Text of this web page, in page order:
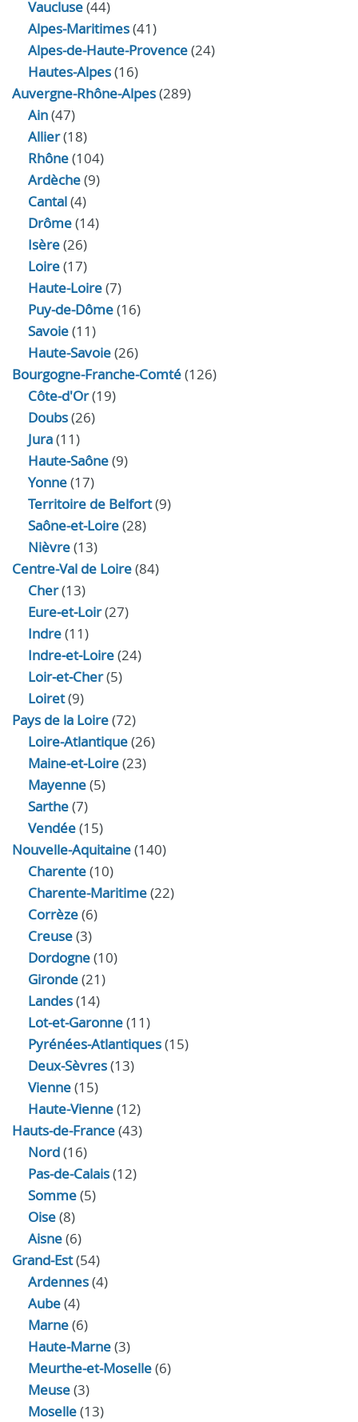
Vaucluse(44)
Alpes-Maritimes(41)
Alpes-de-Haute-Provence(24)
Hautes-Alpes(16)
Auvergne-Rhône-Alpes(289)
Ain(47)
Allier(18)
Rhône(104)
Ardèche(9)
Cantal(4)
Drôme(14)
Isère(26)
Loire(17)
Haute-Loire(7)
Puy-de-Dôme(16)
Savoie(11)
Haute-Savoie(26)
Bourgogne-Franche-Comté(126)
Côte-d'Or(19)
Doubs(26)
Jura(11)
Haute‑Saône(9)
Yonne(17)
Territoire de Belfort(9)
Saône-et-Loire(28)
Nièvre(13)
Centre-Val de Loire(84)
Cher(13)
Eure‑et‑Loir(27)
Indre(11)
Indre‑et‑Loire(24)
Loir‑et‑Cher(5)
Loiret(9)
Pays de la Loire(72)
Loire-Atlantique(26)
Maine-et-Loire(23)
Mayenne(5)
Sarthe(7)
Vendée(15)
Nouvelle-Aquitaine(140)
Charente(10)
Charente-Maritime(22)
Corrèze(6)
Creuse(3)
Dordogne(10)
Gironde(21)
Landes(14)
Lot-et-Garonne(11)
Pyrénées-Atlantiques(15)
Deux-Sèvres(13)
Vienne(15)
Haute-Vienne(12)
Hauts-de-France(43)
Nord(16)
Pas-de-Calais(12)
Somme(5)
Oise(8)
Aisne(6)
Grand-Est(54)
Ardennes(4)
Aube(4)
Marne(6)
Haute-Marne(3)
Meurthe-et-Moselle(6)
Meuse(3)
Moselle(13)